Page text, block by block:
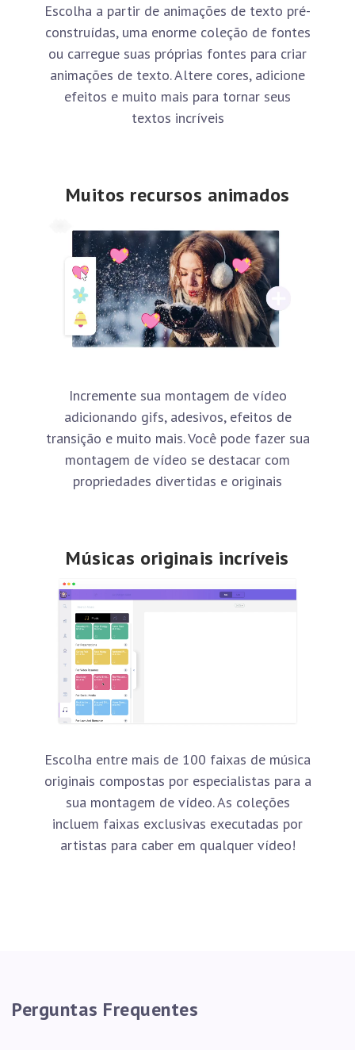
Escolha a partir de animações de texto pré-
construídas, uma enorme coleção de fontes
ou carregue suas próprias fontes para criar
animações de texto. Altere cores, adicione
efeitos e muito mais para tornar seus
textos incríveis
Muitos recursos animados
Incremente sua montagem de vídeo
adicionando gifs, adesivos, efeitos de
transição e muito mais. Você pode fazer sua
montagem de vídeo se destacar com
propriedades divertidas e originais
Músicas originais incríveis
Escolha entre mais de 100 faixas de música
originais compostas por especialistas para a
sua montagem de vídeo. As coleções
incluem faixas exclusivas executadas por
artistas para caber em qualquer vídeo!
Perguntas Frequentes